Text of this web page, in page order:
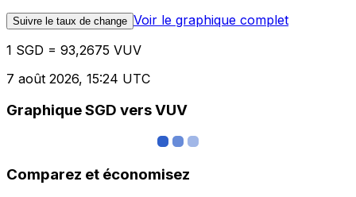
Suivre le taux de change Voir le graphique complet
1 SGD = 93,2675 VUV
7 août 2026, 15:24 UTC
Graphique SGD vers VUV
Comparez et économisez